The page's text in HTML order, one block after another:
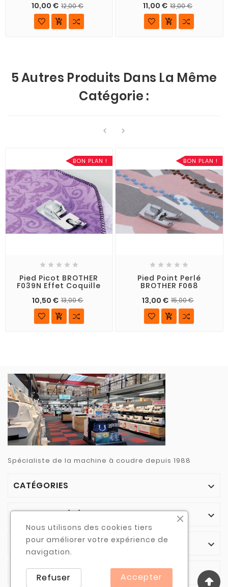
10,00 € 12,00 €

11,00 € 13,00 €

5 Autres Produits Dans La Même
Catégorie :
 
BON PLAN !
    
Pied Picot BROTHER
F039N Effet Coquille
10,50 € 13,00 €

BON PLAN !
    
Pied Point Perlé
BROTHER F068
13,00 € 15,00 €

Spécialiste de la machine à coudre depuis 1988
CATÉGORIES 
NOTRE SOCIÉTÉ 
VOTRE COMPTE 
INFORMATIONS 
Nous utilisons des cookies tiers
pour améliorer votre expérience de
navigation.
Accepter
Refuser